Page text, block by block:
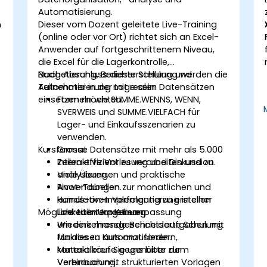
Automatisierung.
Dieser vom Dozent geleitete Live-Training
(online oder vor Ort) richtet sich an Excel-
Anwender auf fortgeschrittenem Niveau,
die Excel für die Lagerkontrolle,
Budgetierung, Berichterstellung und
Automatisierung mit realen Datensätzen
einsetzen möchten.
Nach Abschluss dieser Schulung werden die
Teilnehmer in der Lage sein:
Formeln wie SUMME.WENNS, WENN,
SVERWEIS und SUMME.VIELFACH für
Lager- und Einkaufsszenarien zu
verwenden.
Grosse Datensätze mit mehr als 5.000
Zeilen effizient zu verarbeiten und zu
analysieren.
Pivot-Tabellen zur monatlichen und
kumulativen Verfolgung zu erstellen
und zu interpretieren.
Wiederkehrende Berichtsaufgaben mit
Makros zu automatisieren.
Materialkäufe gegenüber dem
Verbrauch mit strukturierten Vorlagen
Kursformat
Interaktive Vorlesung und Diskussion.
Viele Übungen und praktische
Anwendungen.
Hands-on-Implementierung in einer
Live-Lab-Umgebung.
Möglichkeiten zur Kursanpassung
Um eine massgeschneiderte Schulung
für diesen Kurs anzufordern,
kontaktieren Sie uns bitte zur
Vereinbarung.